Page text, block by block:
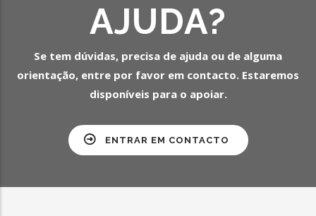
AJUDA?
Se tem dúvidas, precisa de ajuda ou de alguma
orientação, entre por favor em contacto. Estaremos
disponíveis para o apoiar.
ENTRAR EM CONTACTO